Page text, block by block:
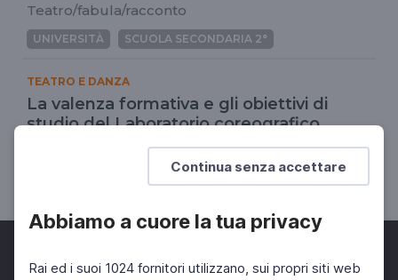
Continua senza accettare
Abbiamo a cuore la tua privacy
Rai ed i suoi 1024 fornitori utilizzano, sui propri siti web
Teatro/fabula/racconto
UNIVERSITÀ SCUOLA SECONDARIA 2°
TEATRO E DANZA
La valenza formativa e gli obiettivi di
studio del Laboratorio coreografico
Finalità dello studio del Laboratorio Coreografico
SCUOLA SECONDARIA 2°